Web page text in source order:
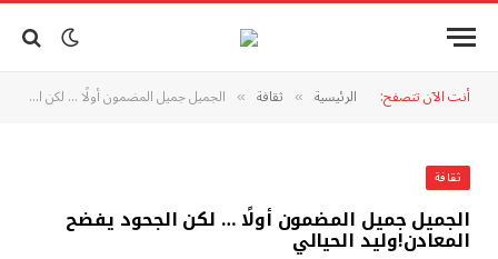
أنت الآن تتصفح: الرئيسية » ثقافة » الجميل جميل المضمون أولًا … لكن الجحود يفضح المعادن!وليد الحيالي
ثقافة
الجميل جميل المضمون أولًا … لكن الجحود يفضح
المعادن!وليد الحيالي